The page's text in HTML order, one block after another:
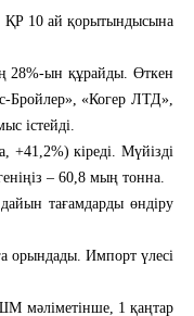
ҚР 10 ай қорытындысына
28%-ын құрайды. Өткен
Бройлер», «Когер ЛТД»,
істейді.
кіреді. Мүйізді
– 60,8 мың тонна.
тағамдарды өндіру
орындады. Импорт үлесі
мәліметінше, 1 қаңтар